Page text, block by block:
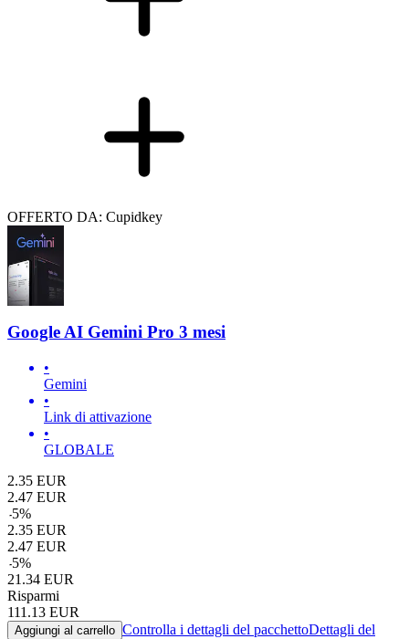
OFFERTO DA: Cupidkey
Google AI Gemini Pro 3 mesi
•
Gemini
•
Link di attivazione
•
GLOBALE
2.35 EUR
2.47 EUR
-5%
2.35 EUR
2.47 EUR
-5%
21.34 EUR
Risparmi
111.13 EUR
Aggiungi al carrello Controlla i dettagli del pacchettoDettagli del